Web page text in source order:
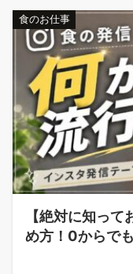
食のお仕事
【絶対に知っ
め方！0からで